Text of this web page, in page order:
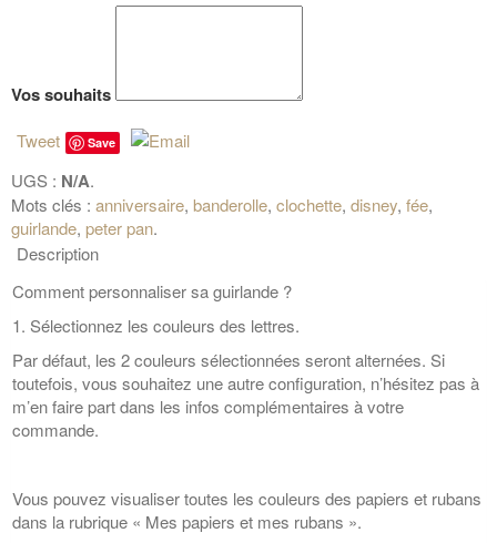
Vos souhaits
Tweet Save
UGS : N/A.
Mots clés : anniversaire, banderolle, clochette, disney, fée,
guirlande, peter pan.
Description
Comment personnaliser sa guirlande ?
1. Sélectionnez les couleurs des lettres.
Par défaut, les 2 couleurs sélectionnées seront alternées. Si
toutefois, vous souhaitez une autre configuration, n’hésitez pas à
m’en faire part dans les infos complémentaires à votre
commande.
Vous pouvez visualiser toutes les couleurs des papiers et rubans
dans la rubrique « Mes papiers et mes rubans ».